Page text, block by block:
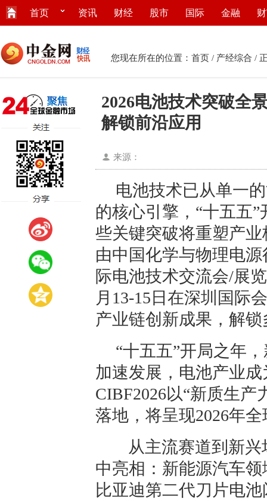
首页 资讯 财经 股市 国际 金融
您现在所在的位置： 首页 / 产经综合 /
2026电池技术突破全
解锁前沿应用
来源：
电池技术已从单一
的核心引擎，“十五五
些关键突破将重塑产
由中国化学与物理电
际电池技术交流会/展
月13-15日在深圳国际
产业链创新成果，解
“十五五”开局之年
加速发展，电池产业
CIBF2026以“新质生
落地，将呈现2026年
从主流赛道到新兴
中亮相：新能源汽车
比亚迪第二代刀片电